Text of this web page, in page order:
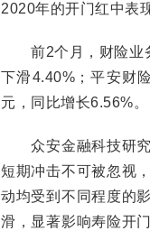
2020年的开门红中表
前2个月，财险业务
下滑4.40%；平安财
元，同比增长6.56%。
众安金融科技研究
短期冲击不可被忽视
动均受到不同程度的
滑，显著影响寿险开